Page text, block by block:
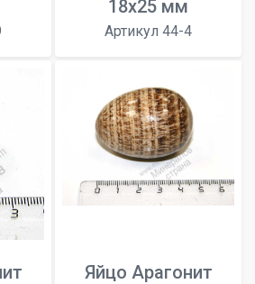
18х25 мм
Артикул 44-4
Яйцо Арагонит